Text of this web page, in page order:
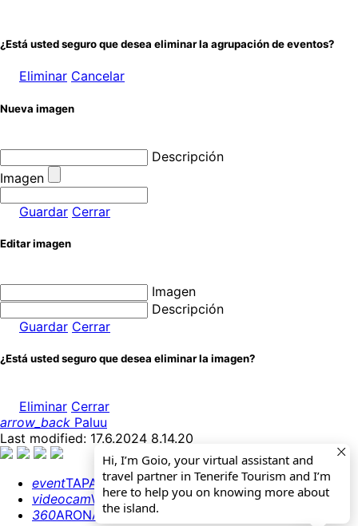
Hi, I’m Goio, your virtual assistant and
travel partner in Tenerife Tourism and I’m
here to help you on knowing more about
the island.
¿Está usted seguro que desea eliminar la agrupación de eventos?
Eliminar Cancelar
Nueva imagen
Descripción
Imagen
Guardar Cerrar
Editar imagen
Imagen
Descripción
Guardar Cerrar
¿Está usted seguro que desea eliminar la imagen?
Eliminar Cerrar
arrow_back Paluu
Last modified: 17.6.2024 8.14.20
eventTAPAHTUMAKALENTERI
videocamWEBCAMS
360ARONA 360º